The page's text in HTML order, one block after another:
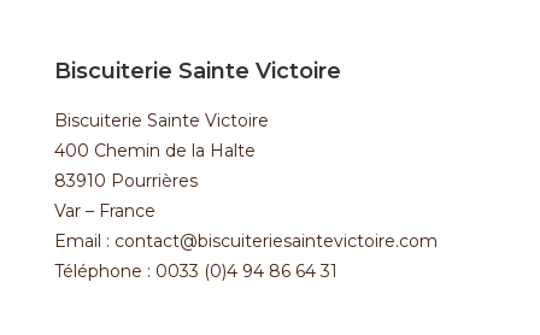
Biscuiterie Sainte Victoire
Biscuiterie Sainte Victoire
400 Chemin de la Halte
83910 Pourrières
Var – France
Email : contact@biscuiteriesaintevictoire.com
Téléphone : 0033 (0)4 94 86 64 31